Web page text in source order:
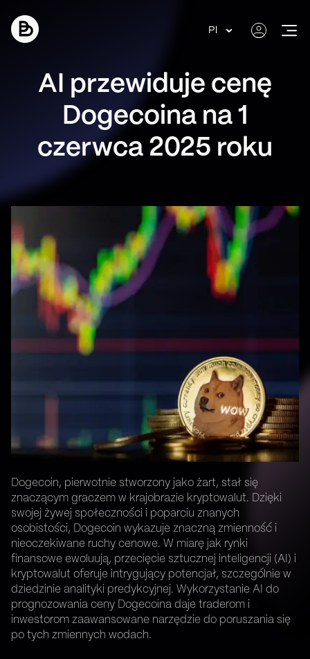
Pl
AI przewiduje cenę
Dogecoina na 1
czerwca 2025 roku
Dogecoin, pierwotnie stworzony jako żart, stał się
znaczącym graczem w krajobrazie kryptowalut. Dzięki
swojej żywej społeczności i poparciu znanych
osobistości, Dogecoin wykazuje znaczną zmienność i
nieoczekiwane ruchy cenowe. W miarę jak rynki
finansowe ewoluują, przecięcie sztucznej inteligencji (AI) i
kryptowalut oferuje intrygujący potencjał, szczególnie w
dziedzinie analityki predykcyjnej. Wykorzystanie AI do
prognozowania ceny Dogecoina daje traderom i
inwestorom zaawansowane narzędzie do poruszania się
po tych zmiennych wodach.